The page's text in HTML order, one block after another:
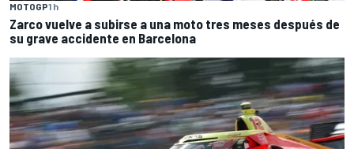
MOTOGP1 h
Zarco vuelve a subirse a una moto tres meses después de
su grave accidente en Barcelona